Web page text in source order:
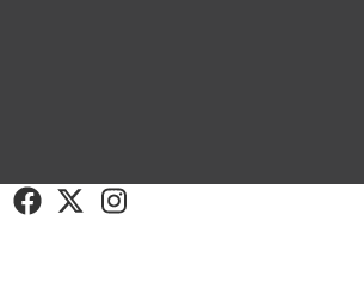
facebook
twitter instagram